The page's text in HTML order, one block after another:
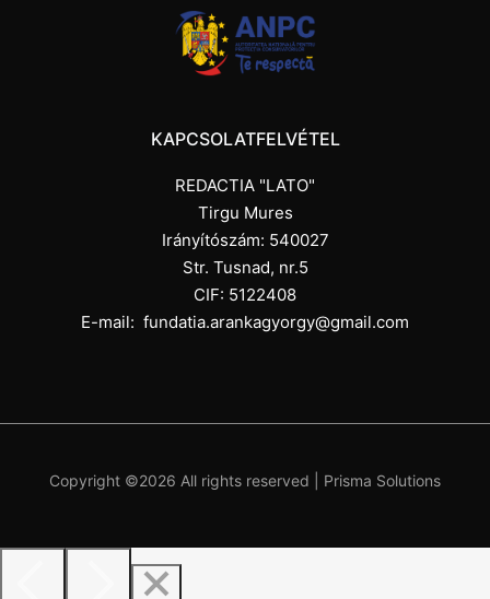
KAPCSOLATFELVÉTEL
REDACTIA "LATO"
Tirgu Mures
Irányítószám: 540027
Str. Tusnad, nr.5
CIF: 5122408
E-mail: fundatia.arankagyorgy@gmail.com
Copyright ©2026 All rights reserved | Prisma Solutions